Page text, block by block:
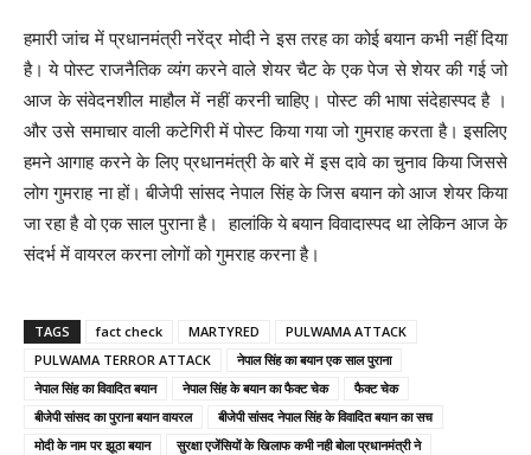
हमारी जांच में प्रधानमंत्री नरेंद्र मोदी ने इस तरह का कोई बयान कभी नहीं दिया
है। ये पोस्ट राजनैतिक व्यंग करने वाले शेयर चैट के एक पेज से शेयर की गई जो
आज के संवेदनशील माहौल में नहीं करनी चाहिए। पोस्ट की भाषा संदेहास्पद है ।
और उसे समाचार वाली कटेगिरी में पोस्ट किया गया जो गुमराह करता है। इसलिए
हमने आगाह करने के लिए प्रधानमंत्री के बारे में इस दावे का चुनाव किया जिससे
लोग गुमराह ना हों। बीजेपी सांसद नेपाल सिंह के जिस बयान को आज शेयर किया
जा रहा है वो एक साल पुराना है। हालांकि ये बयान विवादास्पद था लेकिन आज के
संदर्भ में वायरल करना लोगों को गुमराह करना है।
TAGS fact check MARTYRED
PULWAMA ATTACK
PULWAMA TERROR ATTACK
नेपाल सिंह का बयान एक साल पुराना
नेपाल सिंह का विवादित बयान
नेपाल सिंह के बयान का फैक्ट चेक
फैक्ट चेक
बीजेपी सांसद का पुराना बयान वायरल
बीजेपी सांसद नेपाल सिंह के विवादित बयान का सच
मोदी के नाम पर झूठा बयान
सुरक्षा एजेंसियों के खिलाफ कभी नही बोला प्रधानमंत्री ने